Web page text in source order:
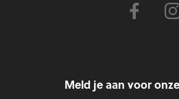
Meld je aan voor